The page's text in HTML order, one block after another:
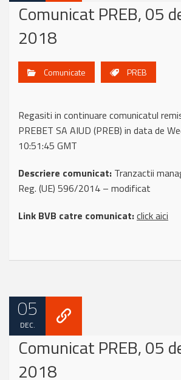
Comunicat PREB, 05
2018
Comunicate PREB
Regasiti in continuare comunicatul
PREBET SA AIUD (PREB) in data de
10:51:45 GMT
Descriere comunicat: Tranzactii
Reg. (UE) 596/2014 – modificat
Link BVB catre comunicat:click aici
05
DEC.
Comunicat PREB, 05
2018